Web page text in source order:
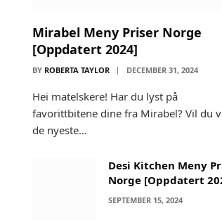
Mirabel Meny Priser Norge
[Oppdatert 2024]
BY ROBERTA TAYLOR DECEMBER 31, 2024
Hei matelskere! Har du lyst på
favorittbitene dine fra Mirabel? Vil du
de nyeste…
Desi Kitchen Meny
Norge [Oppdatert
SEPTEMBER 15, 2024